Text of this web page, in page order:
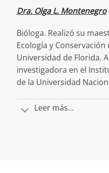
Dra. Olga L. Montenegro
Bióloga. Realizó su
Ecología y Conservación
Universidad de Florida.
investigadora en el
de la Universidad
Leer más...